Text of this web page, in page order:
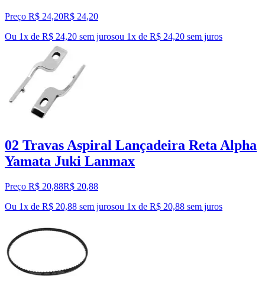
Preço R$ 24,20R$ 24,20
Ou 1x de R$ 24,20 sem jurosou 1x de R$ 24,20 sem juros
02 Travas Aspiral Lançadeira Reta Alpha
Yamata Juki Lanmax
Preço R$ 20,88R$ 20,88
Ou 1x de R$ 20,88 sem jurosou 1x de R$ 20,88 sem juros